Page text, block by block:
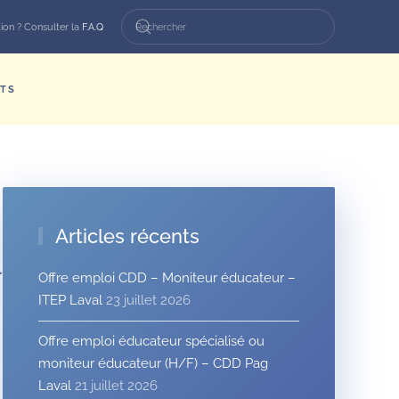
? Consulter la F.A.Q
Articles récents
Offre emploi CDD – Moniteur éducateur –
ITEP Laval 23 juillet 2026
Offre emploi éducateur spécialisé ou
moniteur éducateur (H/F) – CDD Pag
Laval 21 juillet 2026